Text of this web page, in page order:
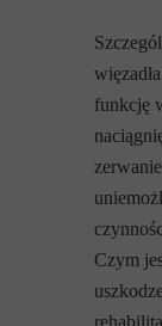
funkcję
Czym